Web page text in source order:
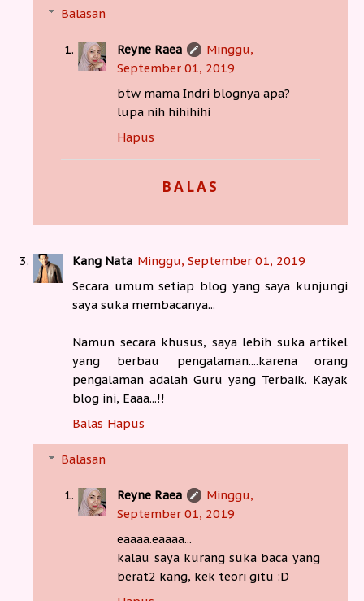
Balasan
Reyne Raea
Minggu,
September 01, 2019
btw mama Indri blognya apa?
lupa nih hihihihi
Hapus
BALAS
Kang Nata Minggu, September 01, 2019
Secara umum setiap blog yang saya kunjungi
saya suka membacanya...
Namun secara khusus, saya lebih suka artikel
yang berbau pengalaman....karena orang
pengalaman adalah Guru yang Terbaik. Kayak
blog ini, Eaaa...!!
Balas Hapus
Balasan
Reyne Raea
Minggu,
September 01, 2019
eaaaa.eaaaa...
kalau saya kurang suka baca yang
berat2 kang, kek teori gitu :D